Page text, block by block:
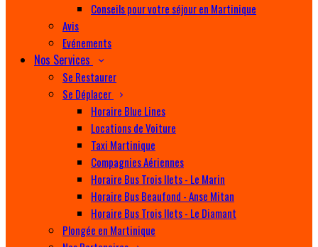
Conseils pour votre séjour en Martinique
Avis
Evénements
Nos Services
Se Restaurer
Se Déplacer
Horaire Blue Lines
Locations de Voiture
Taxi Martinique
Compagnies Aériennes
Horaire Bus Trois Ilets - Le Marin
Horaire Bus Beaufond - Anse Mitan
Horaire Bus Trois Ilets - Le Diamant
Plongée en Martinique